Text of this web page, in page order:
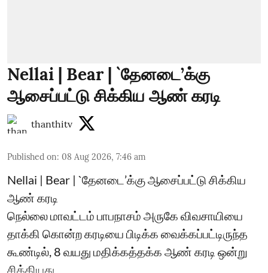
Nellai | Bear | `தேனடை’க்கு
ஆசைப்பட்டு சிக்கிய ஆண் கரடி
thanthitv
Published on: 08 Aug 2026, 7:46 am
Nellai | Bear | `தேனடை’க்கு ஆசைப்பட்டு சிக்கிய
ஆண் கரடி
நெல்லை மாவட்டம் பாபநாசம் அருகே விவசாயியை
தாக்கி கொன்ற கரடியை பிடிக்க வைக்கப்பட்டிருந்த
கூண்டில், 8 வயது மதிக்கத்தக்க ஆண் கரடி ஒன்று
சிக்கியது